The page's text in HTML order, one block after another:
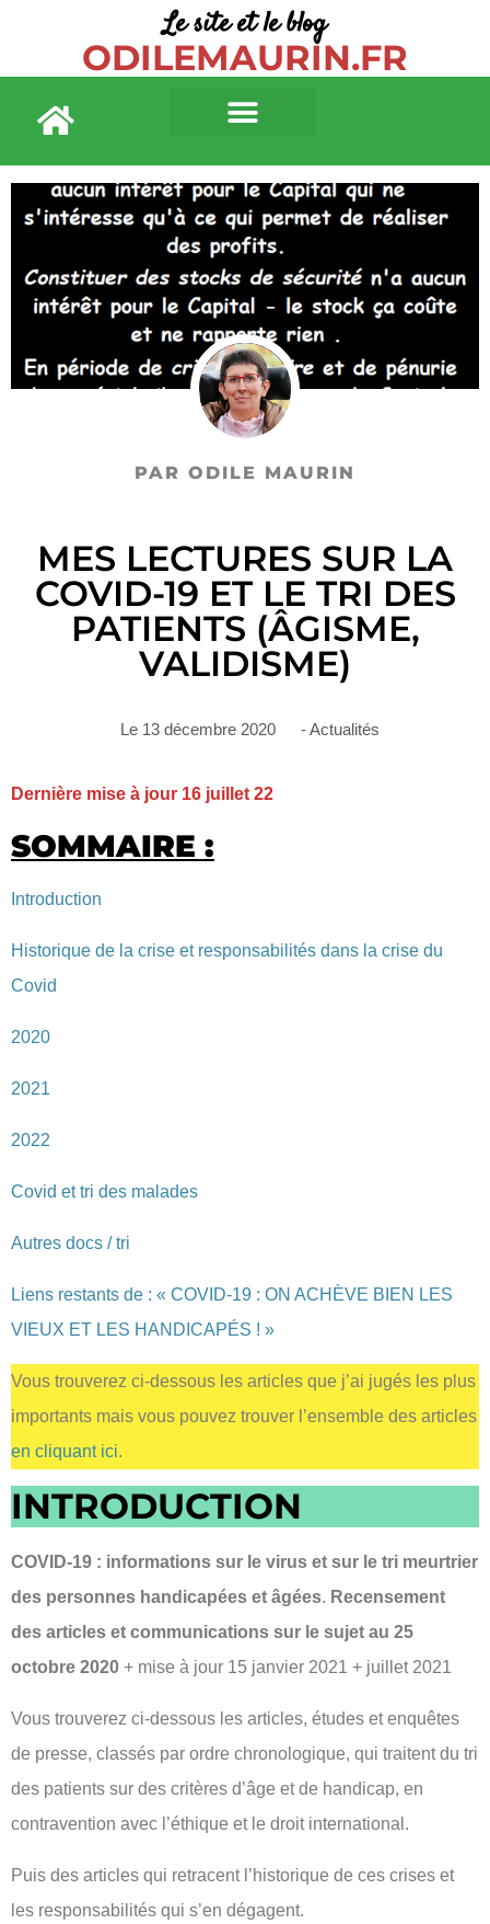
Le site et le blog
ODILEMAURIN.FR
PAR ODILE MAURIN
MES LECTURES SUR LA
COVID-19 ET LE TRI DES
PATIENTS (ÂGISME,
VALIDISME)
Le 13 décembre 2020 -Actualités
Dernière mise à jour 16 juillet 22
SOMMAIRE :
Introduction
Historique de la crise et responsabilités dans la crise du
Covid
2020
2021
2022
Covid et tri des malades
Autres docs / tri
Liens restants de : « COVID-19 : ON ACHÈVE BIEN LES
VIEUX ET LES HANDICAPÉS ! »
Vous trouverez ci-dessous les articles que j’ai jugés les plus
importants mais vous pouvez trouver l’ensemble des articles
en cliquant ici.
INTRODUCTION
COVID-19 : informations sur le virus et sur le tri meurtrier
des personnes handicapées et âgées. Recensement
des articles et communications sur le sujet au 25
octobre 2020 + mise à jour 15 janvier 2021 + juillet 2021
Vous trouverez ci-dessous les articles, études et enquêtes
de presse, classés par ordre chronologique, qui traitent du tri
des patients sur des critères d’âge et de handicap, en
contravention avec l’éthique et le droit international.
Puis des articles qui retracent l’historique de ces crises et
les responsabilités qui s’en dégagent.